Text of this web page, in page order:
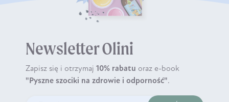
Newsletter Olini
Zapisz się i otrzymaj 10% rabatu oraz e-book
"Pyszne szociki na zdrowie i odporność".